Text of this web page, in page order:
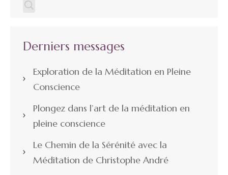
Derniers messages
Exploration de la Méditation en Pleine
Conscience
Plongez dans l’art de la méditation en
pleine conscience
Le Chemin de la Sérénité avec la
Méditation de Christophe André